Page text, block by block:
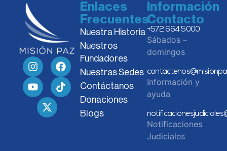
Enlaces
Frecuentes
Nuestra Historia
Nuestros
Fundadores
Nuestras Sedes
Contáctanos
Donaciones
Blogs
Información
Contacto
+572 664 5000
Sábados –
domingos
Información y
ayuda
Notificaciones
Judiciales